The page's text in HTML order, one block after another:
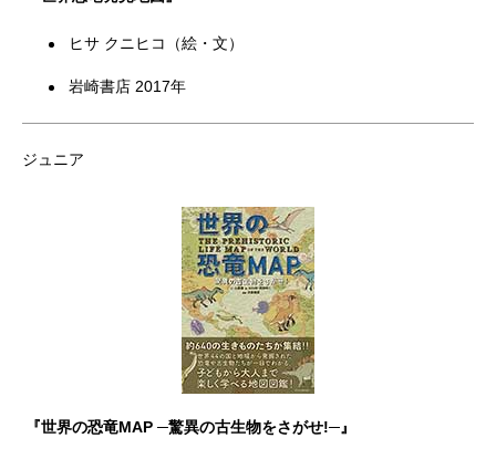
ヒサ クニヒコ（絵・文）
岩崎書店 2017年
ジュニア
『世界の恐竜MAP ─驚異の古生物をさがせ!─』